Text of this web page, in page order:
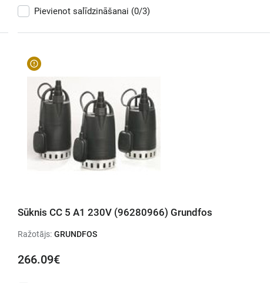
Pievienot salīdzināšanai (0/3)
Sūknis CC 5 A1 230V (96280966) Grundfos
Ražotājs: GRUNDFOS
266.09€